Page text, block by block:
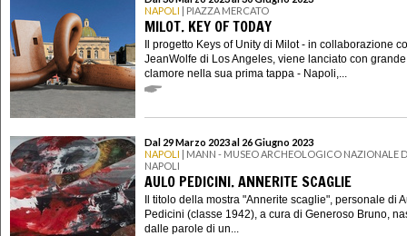
NAPOLI | PIAZZA MERCATO
MILOT. KEY OF TODAY
Il progetto Keys of Unity di Milot - in collaborazione
JeanWolfe di Los Angeles, viene lanciato con grande
clamore nella sua prima tappa - Napoli,...
Dal 29 Marzo 2023 al 26 Giugno 2023
NAPOLI | MANN - MUSEO ARCHEOLOGICO NAZIONALE
NAPOLI
AULO PEDICINI. ANNERITE SCAGLIE
Il titolo della mostra "Annerite scaglie", personale di
Pedicini (classe 1942), a cura di Generoso Bruno,
dalle parole di un...